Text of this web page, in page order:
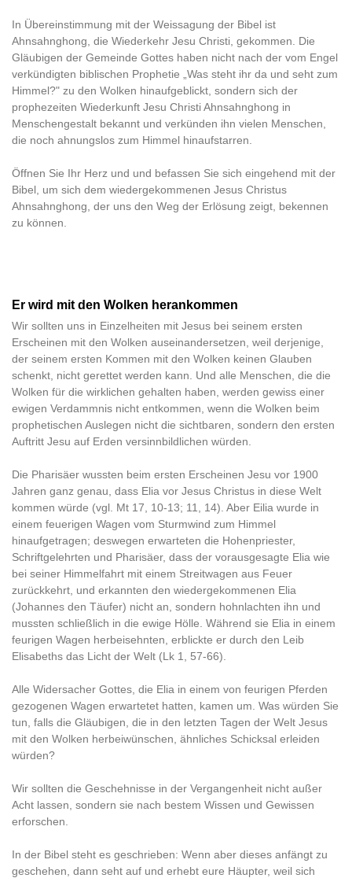
In Übereinstimmung mit der Weissagung der Bibel ist
Ahnsahnghong, die Wiederkehr Jesu Christi, gekommen. Die
Gläubigen der Gemeinde Gottes haben nicht nach der vom Engel
verkündigten biblischen Prophetie „Was steht ihr da und seht zum
Himmel?" zu den Wolken hinaufgeblickt, sondern sich der
prophezeiten Wiederkunft Jesu Christi Ahnsahnghong in
Menschengestalt bekannt und verkünden ihn vielen Menschen,
die noch ahnungslos zum Himmel hinaufstarren.
Öffnen Sie Ihr Herz und und befassen Sie sich eingehend mit der
Bibel, um sich dem wiedergekommenen Jesus Christus
Ahnsahnghong, der uns den Weg der Erlösung zeigt, bekennen
zu können.
Er wird mit den Wolken herankommen
Wir sollten uns in Einzelheiten mit Jesus bei seinem ersten
Erscheinen mit den Wolken auseinandersetzen, weil derjenige,
der seinem ersten Kommen mit den Wolken keinen Glauben
schenkt, nicht gerettet werden kann. Und alle Menschen, die die
Wolken für die wirklichen gehalten haben, werden gewiss einer
ewigen Verdammnis nicht entkommen, wenn die Wolken beim
prophetischen Auslegen nicht die sichtbaren, sondern den ersten
Auftritt Jesu auf Erden versinnbildlichen würden.
Die Pharisäer wussten beim ersten Erscheinen Jesu vor 1900
Jahren ganz genau, dass Elia vor Jesus Christus in diese Welt
kommen würde (vgl. Mt 17, 10-13; 11, 14). Aber Eilia wurde in
einem feuerigen Wagen vom Sturmwind zum Himmel
hinaufgetragen; deswegen erwarteten die Hohenpriester,
Schriftgelehrten und Pharisäer, dass der vorausgesagte Elia wie
bei seiner Himmelfahrt mit einem Streitwagen aus Feuer
zurückkehrt, und erkannten den wiedergekommenen Elia
(Johannes den Täufer) nicht an, sondern hohnlachten ihn und
mussten schließlich in die ewige Hölle. Während sie Elia in einem
feurigen Wagen herbeisehnten, erblickte er durch den Leib
Elisabeths das Licht der Welt (Lk 1, 57-66).
Alle Widersacher Gottes, die Elia in einem von feurigen Pferden
gezogenen Wagen erwartetet hatten, kamen um. Was würden Sie
tun, falls die Gläubigen, die in den letzten Tagen der Welt Jesus
mit den Wolken herbeiwünschen, ähnliches Schicksal erleiden
würden?
Wir sollten die Geschehnisse in der Vergangenheit nicht außer
Acht lassen, sondern sie nach bestem Wissen und Gewissen
erforschen.
In der Bibel steht es geschrieben: Wenn aber dieses anfängt zu
geschehen, dann seht auf und erhebt eure Häupter, weil sich